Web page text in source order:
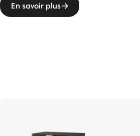
En savoir plus